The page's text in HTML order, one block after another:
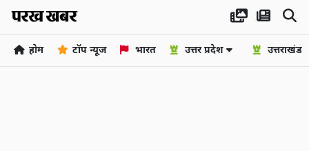
होम टॉप न्यूज भारत उत्तर प्रदेश उत्तराखंड